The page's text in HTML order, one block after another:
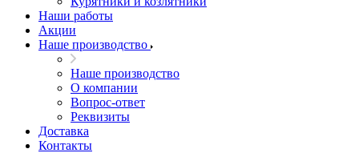
Наши работы
Акции
Наше производство
Наше производство
О компании
Вопрос-ответ
Реквизиты
Доставка
Контакты